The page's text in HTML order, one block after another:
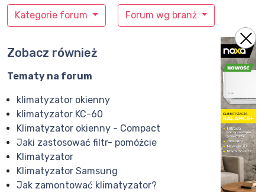
Kategorie forum Forum wg branż
Zobacz również
Tematy na forum
klimatyzator okienny
klimatyzator KC-60
Klimatyzator okienny - Compact
Jaki zastosować filtr- pomóżcie
Klimatyzator
Klimatyzator Samsung
Jak zamontować klimatyzator?